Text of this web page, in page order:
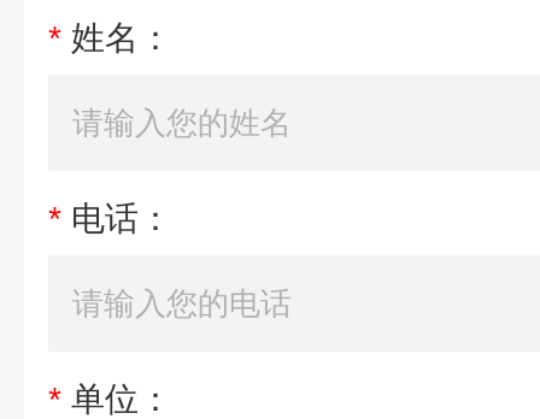
* 姓名：
* 电话：
* 单位：